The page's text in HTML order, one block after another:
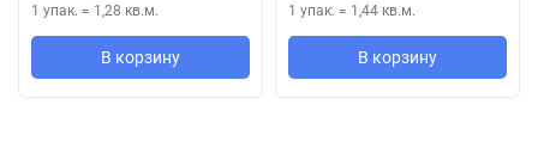
1 упак. = 1,28 кв.м.
В корзину
1 упак. = 1,44 кв.м.
В корзину